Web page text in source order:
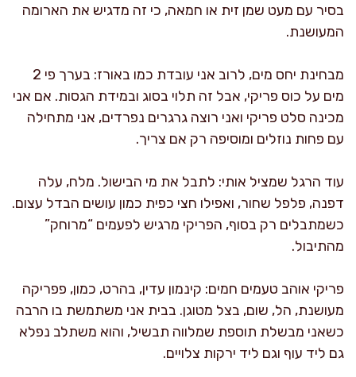
בסיר עם מעט שמן זית או חמאה, כי זה מדגיש את הארומה
המעושנת.
מבחינת יחס מים, לרוב אני עובדת כמו באורז: בערך פי 2
מים על כוס פריקי, אבל זה תלוי בסוג ובמידת הגסות. אם אני
מכינה סלט פריקי ואני רוצה גרגרים נפרדים, אני מתחילה
עם פחות נוזלים ומוסיפה רק אם צריך.
עוד הרגל שמציל אותי: לתבל את מי הבישול. מלח, עלה
דפנה, פלפל שחור, ואפילו חצי כפית כמון עושים הבדל עצום.
כשמתבלים רק בסוף, הפריקי מרגיש לפעמים “מרוחק”
מהתיבול.
פריקי אוהב טעמים חמים: קינמון עדין, בהרט, כמון, פפריקה
מעושנת, הל, שום, בצל מטוגן. בבית אני משתמשת בו הרבה
כשאני מבשלת תוספת שמלווה תבשיל, והוא משתלב נפלא
גם ליד עוף וגם ליד ירקות צלויים.